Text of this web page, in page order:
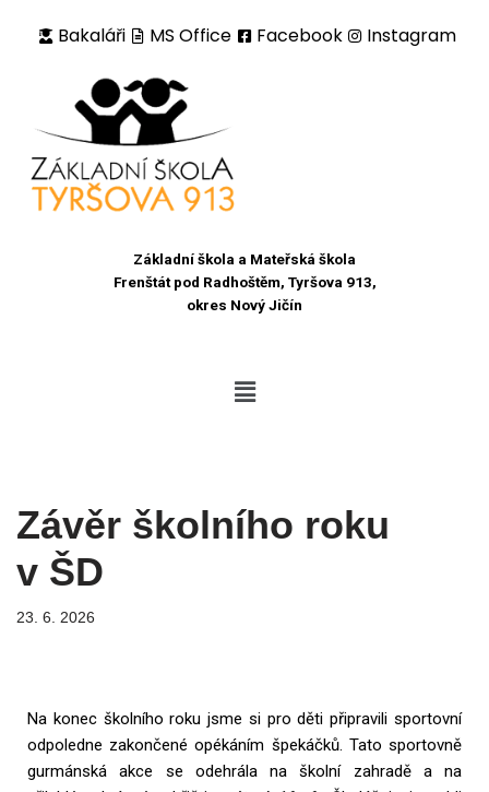
Bakaláři MS Office Facebook Instagram
Základní škola a Mateřská škola
Frenštát pod Radhoštěm, Tyršova 913,
okres Nový Jičín
Závěr školního roku
v ŠD
23. 6. 2026
Na konec školního roku jsme si pro děti připravili sportovní
odpoledne zakončené opékáním špekáčků. Tato sportovně
gurmánská akce se odehrála na školní zahradě a na